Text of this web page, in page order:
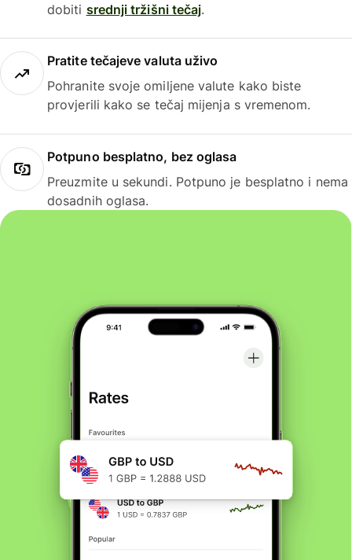
dobiti srednji tržišni tečaj.
Pratite tečajeve valuta uživo
Pohranite svoje omiljene valute kako biste
provjerili kako se tečaj mijenja s vremenom.
Potpuno besplatno, bez oglasa
Preuzmite u sekundi. Potpuno je besplatno i nema
dosadnih oglasa.